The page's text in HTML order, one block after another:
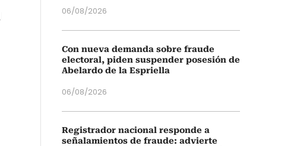
06/08/2026
Con nueva demanda sobre fraude
electoral, piden suspender posesión de
Abelardo de la Espriella
06/08/2026
Registrador nacional responde a
señalamientos de fraude: advierte